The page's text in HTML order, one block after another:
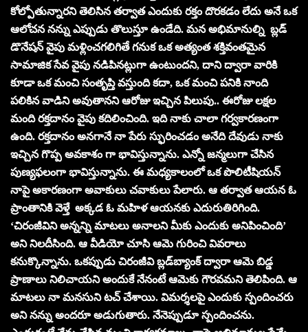
కోల్పోతున్నారని తెలిసిన తర్వాత ఎందుకు రక్తం దొరకడం లేదు అనే ఒక
ఆలోచన నన్ను ఎప్పుడు తొలుస్తూ ఉండేది. మన అభిమానుల్ని బ్లడ్
డొనేషన్ వైపు మళ్లించగలిగితే గనుక ఒక అత్యంత శక్తివంతమైన
సామాజిక సేవ వైపు నడిపినట్లుగా ఉంటుందని, దాని ద్వారా వారికి
కూడా ఒక మంచి సంతృప్తి వస్తుంది కదా, ఒక మంచి పనికి నాంది
పలికిన వాడిని అవుతానని ఆరోజు ఇచ్చిన పిలుపు.. ఈరోజు లక్షల
మంది రక్తదానం వైపు కదిలించింది. ఇది నాకు చాలా గర్వకారణంగా
ఉంది. రక్తదానం అనగానే నా పేరు స్ఫురించడం అనేది దేవుడు నాకు
ఇచ్చిన గొప్ప అవకాశం గా భావిస్తున్నాను. ఎన్నో జన్మలుగా చేసిన
పుణ్యఫలంగా భావిస్తున్నాను. ఈ మధ్యకాలంలో ఒక పొలిటీషియన్
నాపై అకారణంగా అవాకులు చవాకులు పేలారు. ఆ తర్వాత ఆయన ఓ
ప్రాంతానికి వెళ్తే అక్కడ ఓ మహిళ ఆయనకు ఎదురుతిరిగింది.
‘చిరంజీవిని అన్నన్ని మాటలు అనాలని మీకు ఎందుకు అనిపించింది’
అని నిలదీసింది. ఆ వీడియో చూసి ఆమె గురించి వివరాలు
కనుక్కొన్నాను. ఒకప్పుడు చిరంజీవి బ్లడ్‌బ్యాంక్‌ ద్వారా ఆమె బిడ్డ
ప్రాణాలు నిలిచాయని అందుకే నేనంటే ఆమెకు గౌరవమని తెలిపింది. ఆ
మాటలు నా మనసుని టచ్ చేశాయి. విమర్శలపై ఎందుకు స్పందించరు
అని నన్ను అందరూ అడుగుతారు. నేనెప్పుడూ స్పందించను.